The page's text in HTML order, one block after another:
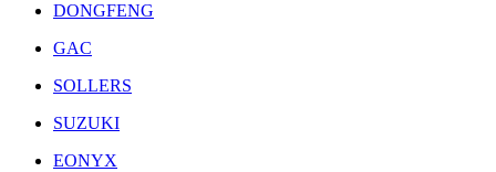
DONGFENG
GAC
SOLLERS
SUZUKI
EONYX